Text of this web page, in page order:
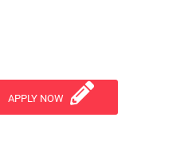
APPLY NOW